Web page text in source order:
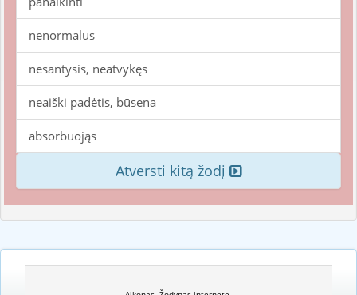
nenormalus
nesantysis, neatvykęs
neaiški padėtis, būsena
absorbuojąs
Atversti kitą žodį